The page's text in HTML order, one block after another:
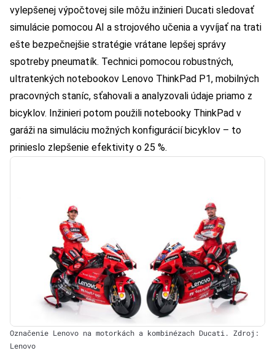
vylepšenej výpočtovej sile môžu inžinieri Ducati sledovať
simulácie pomocou AI a strojového učenia a vyvíjať na trati
ešte bezpečnejšie stratégie vrátane lepšej správy
spotreby pneumatík. Technici pomocou robustných,
ultratenkých notebookov Lenovo ThinkPad P1, mobilných
pracovných staníc, sťahovali a analyzovali údaje priamo z
bicyklov. Inžinieri potom použili notebooky ThinkPad v
garáži na simuláciu možných konfigurácií bicyklov – to
prinieslo zlepšenie efektivity o 25 %.
Označenie Lenovo na motorkách a kombinézach Ducati. Zdroj:
Lenovo